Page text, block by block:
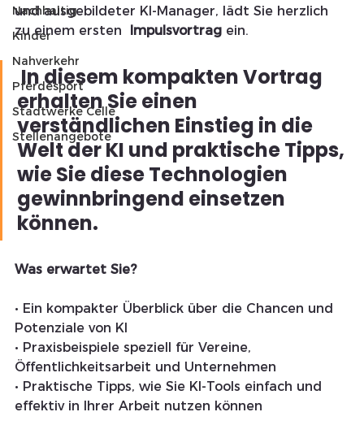
Nachhaltig
Kinder
Nahverkehr
Pferdesport
Stadtwerke Celle
Stellenangebote
und ausgebildeter KI-Manager, lädt Sie herzlich
zu einem ersten Impulsvortrag ein.
In diesem kompakten Vortrag
erhalten Sie einen
verständlichen Einstieg in die
Welt der KI und praktische Tipps,
wie Sie diese Technologien
gewinnbringend einsetzen
können.
Was erwartet Sie?
• Ein kompakter Überblick über die Chancen und
Potenziale von KI
• Praxisbeispiele speziell für Vereine,
Öffentlichkeitsarbeit und Unternehmen
• Praktische Tipps, wie Sie KI-Tools einfach und
effektiv in Ihrer Arbeit nutzen können